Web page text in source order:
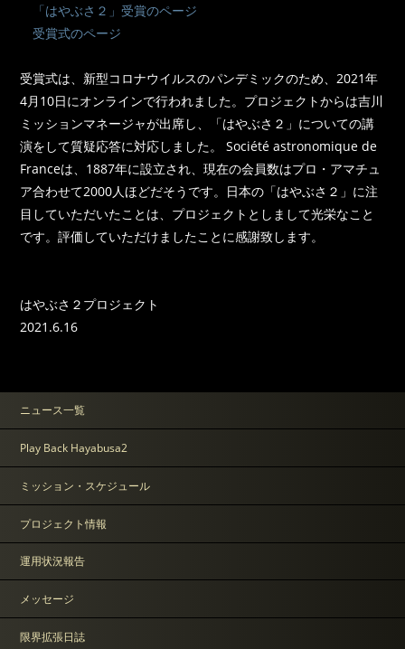
「はやぶさ２」受賞のページ
受賞式のページ
受賞式は、新型コロナウイルスのパンデミックのため、2021年
4月10日にオンラインで行われました。プロジェクトからは吉川
ミッションマネージャが出席し、「はやぶさ２」についての講
演をして質疑応答に対応しました。 Société astronomique de
Franceは、1887年に設立され、現在の会員数はプロ・アマチュ
ア合わせて2000人ほどだそうです。日本の「はやぶさ２」に注
目していただいたことは、プロジェクトとしまして光栄なこと
です。評価していただけましたことに感謝致します。
はやぶさ２プロジェクト
2021.6.16
ニュース一覧
Play Back Hayabusa2
ミッション・スケジュール
プロジェクト情報
運用状況報告
メッセージ
限界拡張日誌